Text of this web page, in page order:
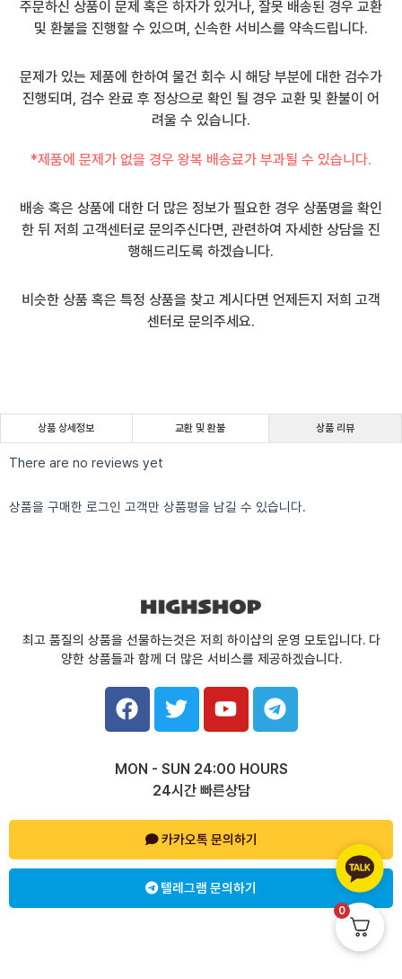
주문하신 상품이 문제 혹은 하자가 있거나, 잘못 배송된 경우 교환
및 환불을 진행할 수 있으며, 신속한 서비스를 약속드립니다.
문제가 있는 제품에 한하여 물건 회수 시 해당 부분에 대한 검수가
진행되며, 검수 완료 후 정상으로 확인 될 경우 교환 및 환불이 어
려울 수 있습니다.
*제품에 문제가 없을 경우 왕복 배송료가 부과될 수 있습니다.
배송 혹은 상품에 대한 더 많은 정보가 필요한 경우 상품명을 확인
한 뒤 저희 고객센터로 문의주신다면, 관련하여 자세한 상담을 진
행해드리도록 하겠습니다.
비슷한 상품 혹은 특정 상품을 찾고 계시다면 언제든지 저희 고객
센터로 문의주세요.
상품 상세정보 교환 및 환불 상품 리뷰
There are no reviews yet
상품을 구매한 로그인 고객만 상품평을 남길 수 있습니다.
최고 품질의 상품을 선물하는것은 저희 하이샵의 운영 모토입니다. 다
양한 상품들과 함께 더 많은 서비스를 제공하겠습니다.
F
a
c
b
o
T
w
i
t
e
r
Y
o
u
u
b
e
T
e
l
g
a
MON - SUN 24:00 HOURS
24시간 빠른상담
카카오톡 문의하기
텔레그램 문의하기
0